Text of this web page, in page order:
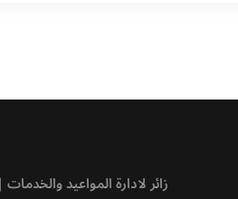
Zayr.app | زائر لادارة المواعيد والخدمات